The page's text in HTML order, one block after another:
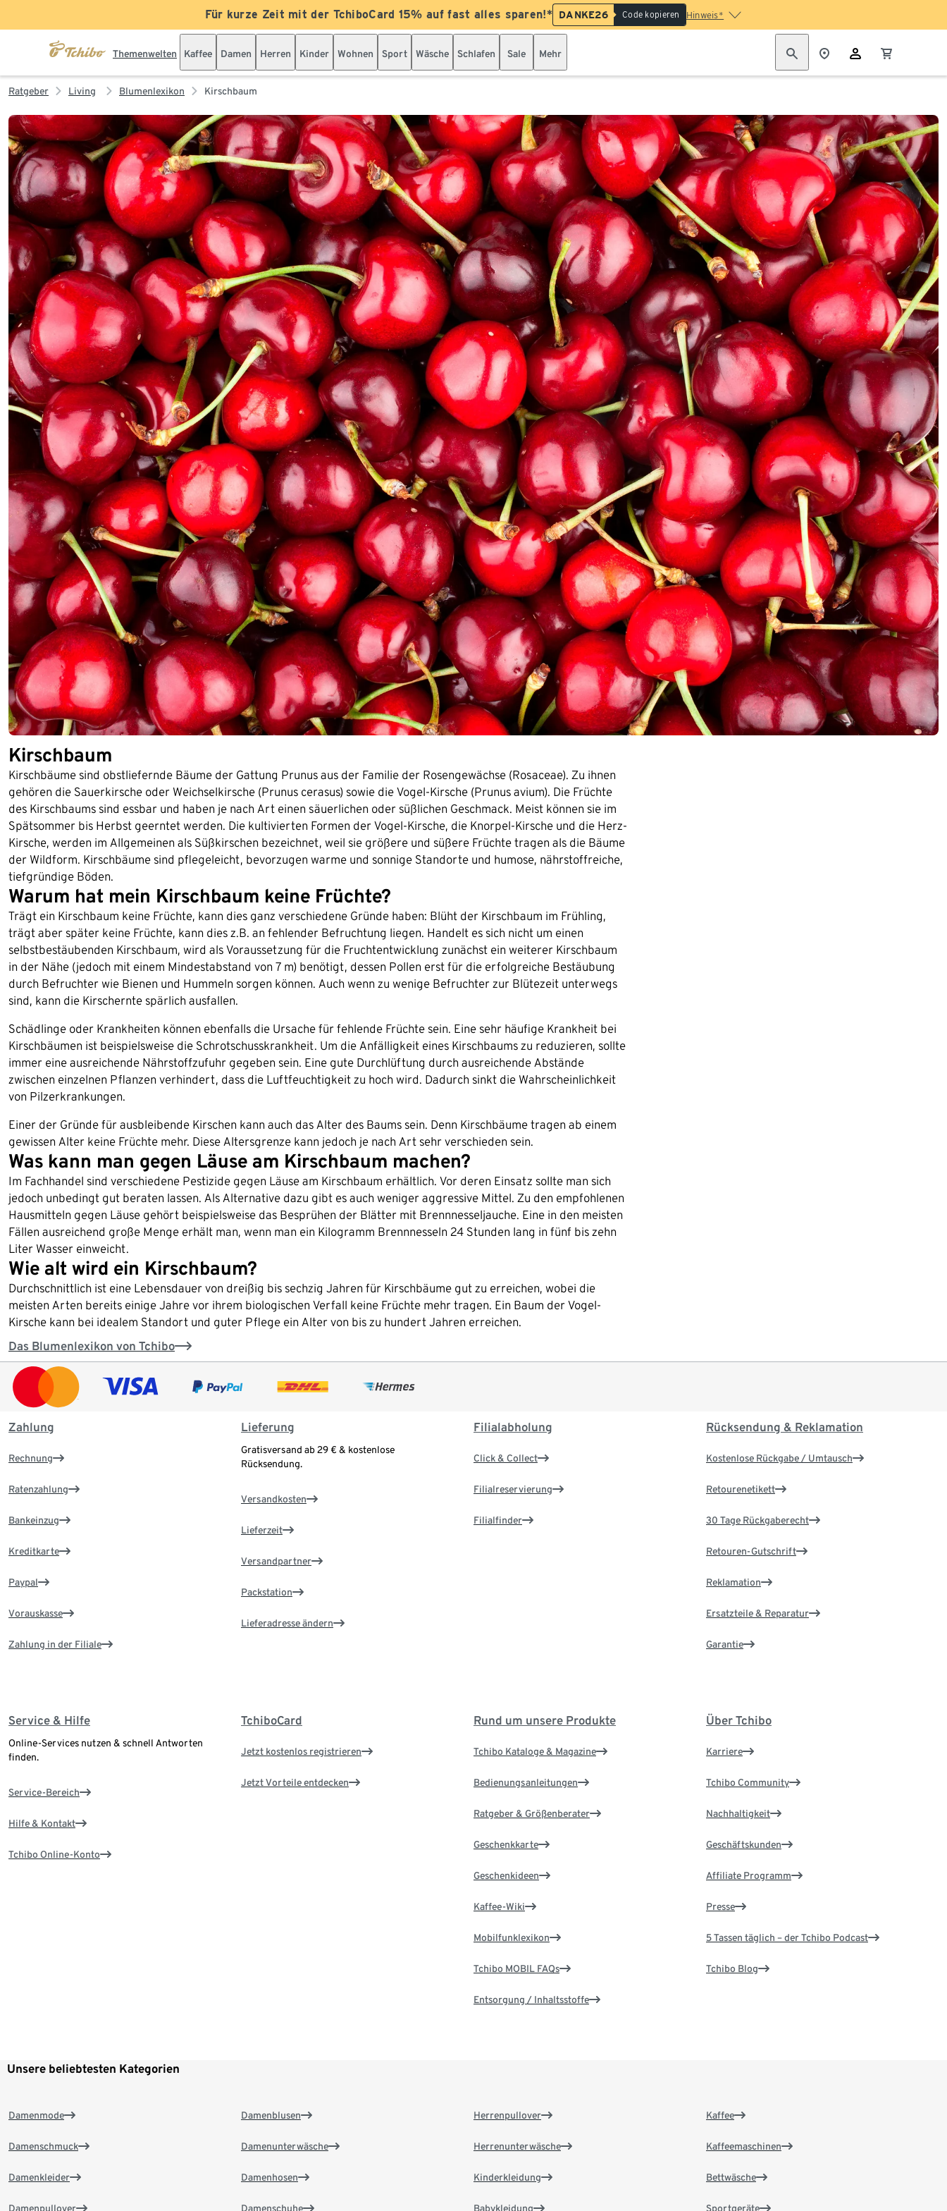
Für kurze Zeit mit der TchiboCard 15% auf fast alles sparen!* DANKE26 Code kopieren Hinweis*
Themenwelten Kaffee Damen Herren Kinder Wohnen Sport Wäsche Schlafen Sale Mehr
Ratgeber Living Blumenlexikon Kirschbaum
Kirschbaum
Kirschbäume sind obstliefernde Bäume der Gattung Prunus aus der Familie der Rosengewächse (Rosaceae). Zu ihnen
gehören die Sauerkirsche oder Weichselkirsche (Prunus cerasus) sowie die Vogel-Kirsche (Prunus avium). Die Früchte
des Kirschbaums sind essbar und haben je nach Art einen säuerlichen oder süßlichen Geschmack. Meist können sie im
Spätsommer bis Herbst geerntet werden. Die kultivierten Formen der Vogel-Kirsche, die Knorpel-Kirsche und die Herz-
Kirsche, werden im Allgemeinen als Süßkirschen bezeichnet, weil sie größere und süßere Früchte tragen als die Bäume
der Wildform. Kirschbäume sind pflegeleicht, bevorzugen warme und sonnige Standorte und humose, nährstoffreiche,
tiefgründige Böden.
Warum hat mein Kirschbaum keine Früchte?
Trägt ein Kirschbaum keine Früchte, kann dies ganz verschiedene Gründe haben: Blüht der Kirschbaum im Frühling,
trägt aber später keine Früchte, kann dies z.B. an fehlender Befruchtung liegen. Handelt es sich nicht um einen
selbstbestäubenden Kirschbaum, wird als Voraussetzung für die Fruchtentwicklung zunächst ein weiterer Kirschbaum
in der Nähe (jedoch mit einem Mindestabstand von 7 m) benötigt, dessen Pollen erst für die erfolgreiche Bestäubung
durch Befruchter wie Bienen und Hummeln sorgen können. Auch wenn zu wenige Befruchter zur Blütezeit unterwegs
sind, kann die Kirschernte spärlich ausfallen.
Schädlinge oder Krankheiten können ebenfalls die Ursache für fehlende Früchte sein. Eine sehr häufige Krankheit bei
Kirschbäumen ist beispielsweise die Schrotschusskrankheit. Um die Anfälligkeit eines Kirschbaums zu reduzieren, sollte
immer eine ausreichende Nährstoffzufuhr gegeben sein. Eine gute Durchlüftung durch ausreichende Abstände
zwischen einzelnen Pflanzen verhindert, dass die Luftfeuchtigkeit zu hoch wird. Dadurch sinkt die Wahrscheinlichkeit
von Pilzerkrankungen.
Einer der Gründe für ausbleibende Kirschen kann auch das Alter des Baums sein. Denn Kirschbäume tragen ab einem
gewissen Alter keine Früchte mehr. Diese Altersgrenze kann jedoch je nach Art sehr verschieden sein.
Was kann man gegen Läuse am Kirschbaum machen?
Im Fachhandel sind verschiedene Pestizide gegen Läuse am Kirschbaum erhältlich. Vor deren Einsatz sollte man sich
jedoch unbedingt gut beraten lassen. Als Alternative dazu gibt es auch weniger aggressive Mittel. Zu den empfohlenen
Hausmitteln gegen Läuse gehört beispielsweise das Besprühen der Blätter mit Brennnesseljauche. Eine in den meisten
Fällen ausreichend große Menge erhält man, wenn man ein Kilogramm Brennnesseln 24 Stunden lang in fünf bis zehn
Liter Wasser einweicht.
Wie alt wird ein Kirschbaum?
Durchschnittlich ist eine Lebensdauer von dreißig bis sechzig Jahren für Kirschbäume gut zu erreichen, wobei die
meisten Arten bereits einige Jahre vor ihrem biologischen Verfall keine Früchte mehr tragen. Ein Baum der Vogel-
Kirsche kann bei idealem Standort und guter Pflege ein Alter von bis zu hundert Jahren erreichen.
Das Blumenlexikon von Tchibo
Zahlung
Rechnung
Ratenzahlung
Bankeinzug
Kreditkarte
Paypal
Vorauskasse
Zahlung in der Filiale
Lieferung
Gratisversand ab 29 € & kostenlose
Rücksendung.
Versandkosten
Lieferzeit
Versandpartner
Packstation
Lieferadresse ändern
Filialabholung
Click & Collect
Filialreservierung
Filialfinder
Rücksendung & Reklamation
Kostenlose Rückgabe / Umtausch
Retourenetikett
30 Tage Rückgaberecht
Retouren-Gutschrift
Reklamation
Ersatzteile & Reparatur
Garantie
Service & Hilfe
Online-Services nutzen & schnell Antworten
finden.
Service-Bereich
Hilfe & Kontakt
Tchibo Online-Konto
TchiboCard
Jetzt kostenlos registrieren
Jetzt Vorteile entdecken
Rund um unsere Produkte
Tchibo Kataloge & Magazine
Bedienungsanleitungen
Ratgeber & Größenberater
Geschenkkarte
Geschenkideen
Kaffee-Wiki
Mobilfunklexikon
Tchibo MOBIL FAQs
Entsorgung / Inhaltsstoffe
Über Tchibo
Karriere
Tchibo Community
Nachhaltigkeit
Geschäftskunden
Affiliate Programm
Presse
5 Tassen täglich – der Tchibo Podcast
Tchibo Blog
Unsere beliebtesten Kategorien
Damenmode
Damenschmuck
Damenkleider
Damenpullover
Damenblusen
Damenunterwäsche
Damenhosen
Damenschuhe
Herrenpullover
Herrenunterwäsche
Kinderkleidung
Babykleidung
Kaffee
Kaffeemaschinen
Bettwäsche
Sportgeräte